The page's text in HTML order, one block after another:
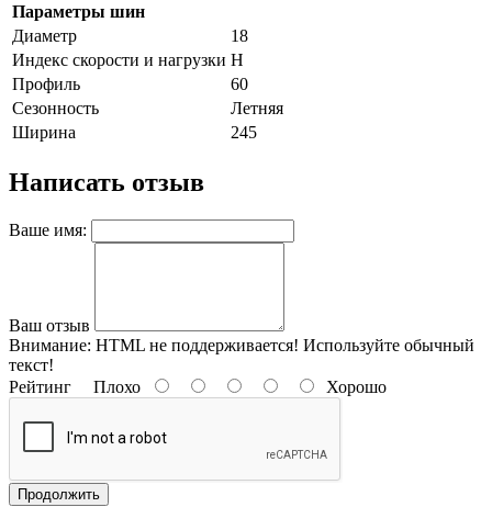
Параметры шин
Диаметр
18
Индекс скорости и нагрузки H
Профиль
60
Сезонность
Летняя
Ширина
245
Написать отзыв
Ваше имя:
Ваш отзыв
Внимание: HTML не поддерживается! Используйте обычный
текст!
Рейтинг Плохо Хорошо
Продолжить